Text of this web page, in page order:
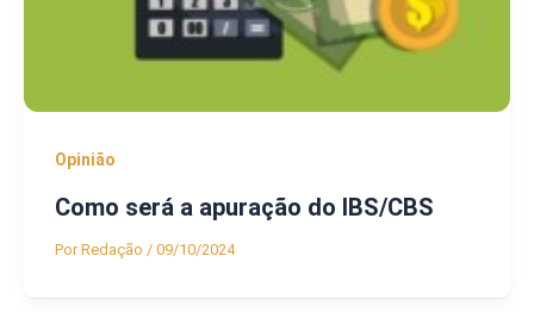
Opinião
Como será a apuração do IBS/CBS
PorRedação / 09/10/2024